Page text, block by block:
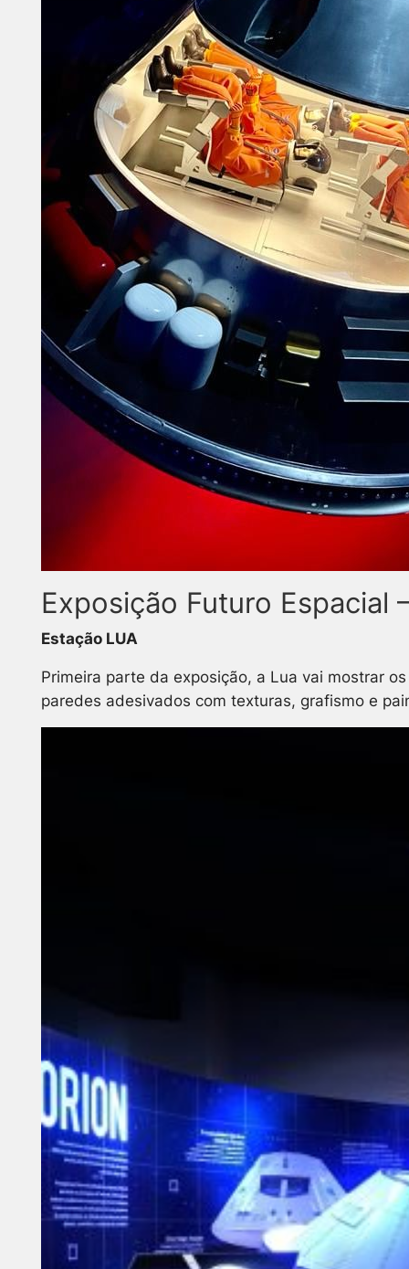
Exposição Futuro Espacial
Estação LUA
Primeira parte da exposição, a Lua vai mostrar
paredes adesivados com texturas, grafismo e